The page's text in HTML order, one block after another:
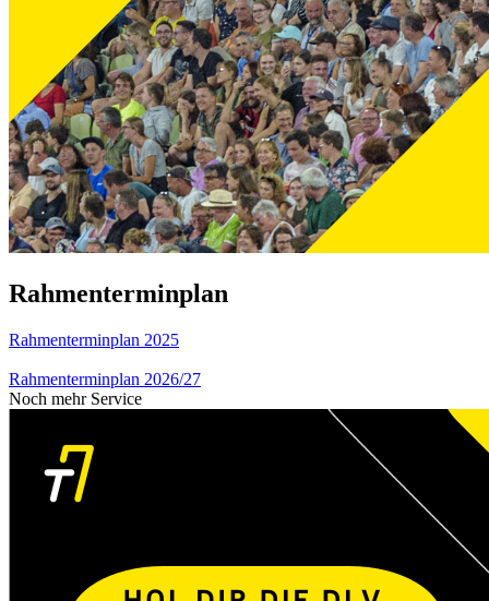
Rahmenterminplan
Rahmenterminplan 2025
Rahmenterminplan 2026/27
Noch mehr Service